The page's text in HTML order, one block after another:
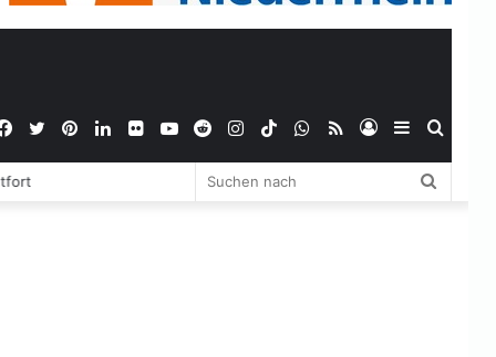
Sidebar
Anmelden
RSS
WhatsApp
TikTok
Instagram
Reddit
YouTube
Flickr
LinkedIn
Pinterest
Twitter
Facebook